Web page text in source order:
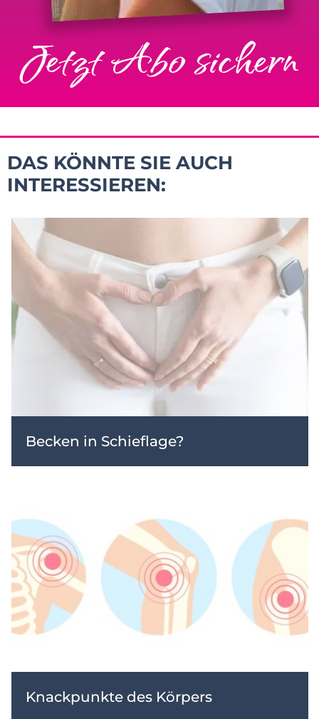
Jetzt Abo sichern
DAS KÖNNTE SIE AUCH
INTERESSIEREN:
Becken in Schieflage?
Knackpunkte des Körpers